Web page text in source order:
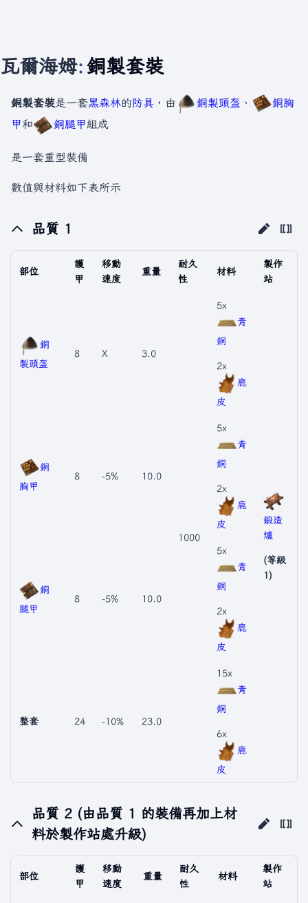
瓦爾海姆:銅製套裝
銅製套裝是一套黑森林的防具 ，由 銅製頭盔 、
銅胸
甲和 銅腿甲組成
是一套重型裝備
數值與材料如下表所示
品質 1
部位
護
甲
移動
速度
重量
耐久
性
材料
製作
站
銅
製頭盔
8 X 3.0
1000
5x
青
銅
2x
鹿
皮
鍛造
爐
(等級
1)
銅
胸甲
8 -5% 10.0
5x
青
銅
2x
鹿
皮
銅
腿甲
8 -5% 10.0
5x
青
銅
2x
鹿
皮
整套 24 -10% 23.0
15x
青
銅
6x
鹿
皮
品質 2 (由品質 1 的裝備再加上材
料於製作站處升級)
部位
護
甲
移動
速度
重量
耐久
性
材料
製作
站